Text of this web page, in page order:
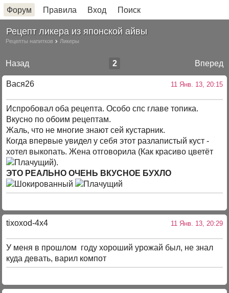
Форум Правила Вход Поиск
Рецепт ликера из японской айвы
Рецепты напитков Ликеры
Назад Вперед
2
Вася26 11 Янв. 13, 20:15
Испробовал оба рецепта. Особо спс главе топика.
Вкусно по обоим рецептам.
Жаль, что не многие знают сей кустарник.
Когда впервые увидел у себя этот разлапистый куст -
хотел выкопать. Жена отговорила (Как красиво цветёт
).
ЭТО РЕАЛЬНО ОЧЕНЬ ВКУСНОЕ БУХЛО
tixoxod-4x4 11 Янв. 13, 20:29
У меня в прошлом году хороший урожай был, не знал
куда девать, варил компот